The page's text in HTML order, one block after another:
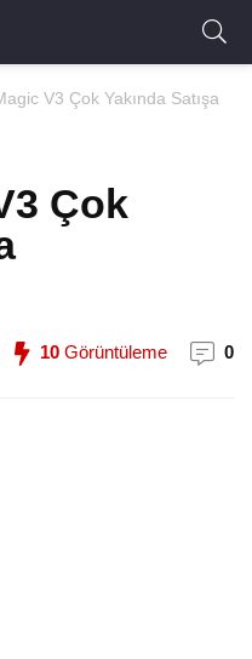
V3 Çok Yakında Satışa
Çok
10 Görüntüleme 0